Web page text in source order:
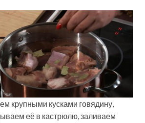
крупными кусками говядину,
её в кастрюлю, заливаем